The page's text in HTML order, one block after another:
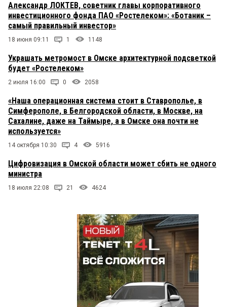
Александр ЛОКТЕВ, советник главы корпоративного
инвестиционного фонда ПАО «Ростелеком»: «Ботаник –
самый правильный инвестор»
18 июня 09:11 1 1148
Украшать метромост в Омске архитектурной подсветкой
будет «Ростелеком»
2 июля 16:00 0 2058
«Наша операционная система стоит в Ставрополье, в
Симферополе, в Белгородской области, в Москве, на
Сахалине, даже на Таймыре, а в Омске она почти не
используется»
14 октября 10:30 4 5916
Цифровизация в Омской области может сбить не одного
министра
18 июля 22:08 21 4624